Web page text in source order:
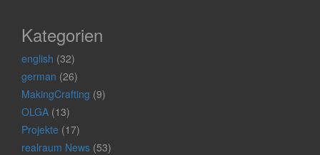
Kategorien
english (32)
german (26)
MakingCrafting (9)
OLGA (13)
Projekte (17)
realraum News (53)